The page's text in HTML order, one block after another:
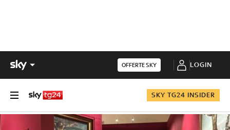
OFFERTE SKY LOGIN
SKY TG24 INSIDER